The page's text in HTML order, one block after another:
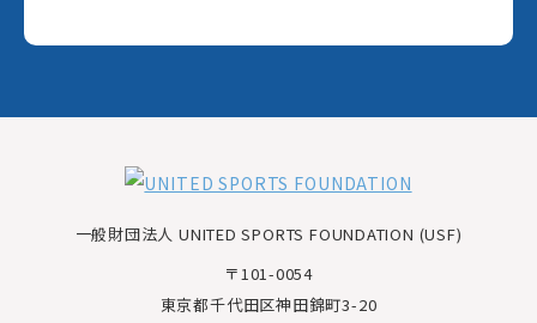
一般財団法人 UNITED SPORTS FOUNDATION (USF)
〒101-0054
東京都千代田区神田錦町3-20